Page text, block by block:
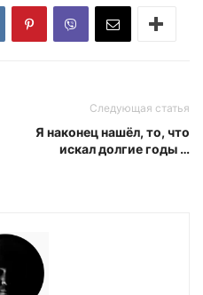
Следующая статья
Я наконец нашёл, то, что
искал долгие годы …